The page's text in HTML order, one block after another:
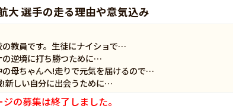
選手の走る理由や意気込み
の教員です。生徒にナイショで…
の逆境に打ち勝つために…
の母ちゃんへ!走りで元気を届けるので…
!新しい自分に出会うために…
の募集は終了しました。